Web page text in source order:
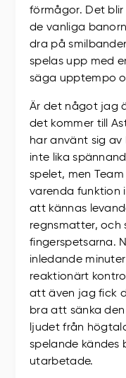
förmågor. Det
de vanliga
dra på
spelas upp med
säga upptempo
Är det något jag
det kommer till
har använt sig av
inte lika
spelet, men
varenda funktion
att kännas
regnsmatter, och
fingerspetsarna.
inledande
reaktionärt
att även jag fick
bra att sänka
ljudet från
spelande kändes
utarbetade.